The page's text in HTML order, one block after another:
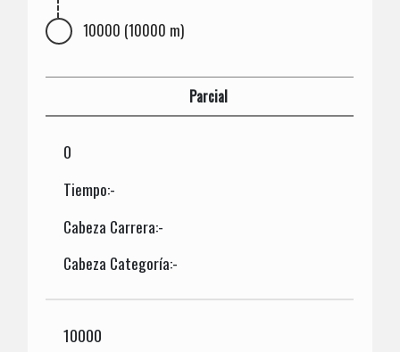
10000 (10000 m)
Parcial
0
Tiempo:-
Cabeza Carrera:-
Cabeza Categoría:-
10000